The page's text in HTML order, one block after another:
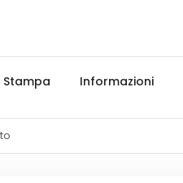
Stampa Informazioni